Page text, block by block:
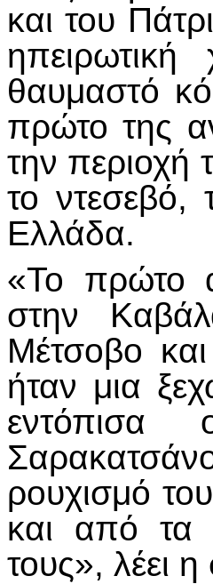
και του
θαυμαστό
πρώτο της
την περιοχή
το ντεσεβό,
Ελλάδα.
«Το πρώτο
στην
Μέτσοβο
ήταν μια
εντόπισα
ρουχισμό
και από τα
τους», λέει